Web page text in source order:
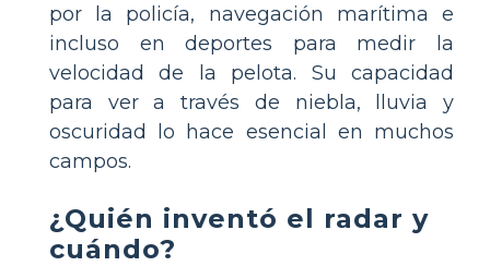
por la policía, navegación marítima e
incluso en deportes para medir la
velocidad de la pelota. Su capacidad
para ver a través de niebla, lluvia y
oscuridad lo hace esencial en muchos
campos.
¿Quién inventó el radar y
cuándo?